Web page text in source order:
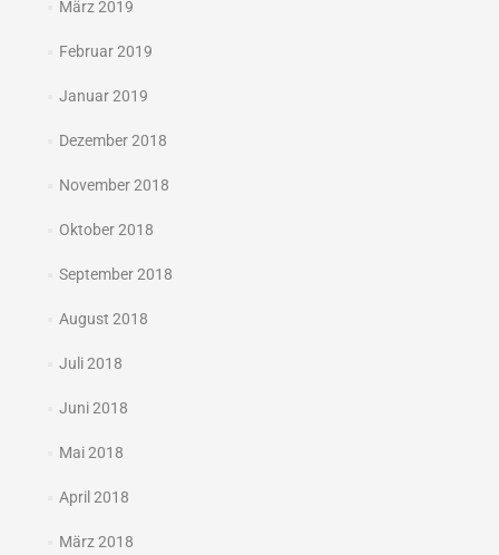
März 2019
Februar 2019
Januar 2019
Dezember 2018
November 2018
Oktober 2018
September 2018
August 2018
Juli 2018
Juni 2018
Mai 2018
April 2018
März 2018